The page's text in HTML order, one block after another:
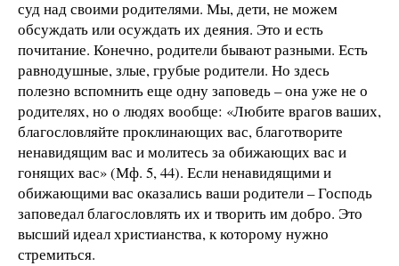
суд над своими родителями. Мы, дети, не можем
обсуждать или осуждать их деяния. Это и есть
почитание. Конечно, родители бывают разными. Есть
равнодушные, злые, грубые родители. Но здесь
полезно вспомнить еще одну заповедь – она уже не о
родителях, но о людях вообще: «Любите врагов ваших,
благословляйте проклинающих вас, благотворите
ненавидящим вас и молитесь за обижающих вас и
гонящих вас» (Мф. 5, 44). Если ненавидящими и
обижающими вас оказались ваши родители – Господь
заповедал благословлять их и творить им добро. Это
высший идеал христианства, к которому нужно
стремиться.